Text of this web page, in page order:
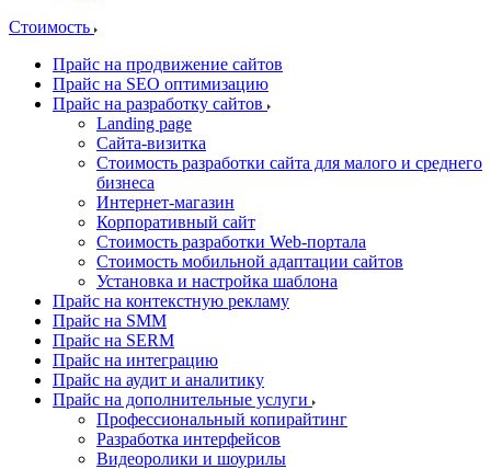
Стоимость
Прайс на продвижение сайтов
Прайс на SEO оптимизацию
Прайс на разработку сайтов
Landing page
Cайта-визитка
Стоимость разработки сайта для малого и среднего
бизнеса
Интернет-магазин
Корпоративный сайт
Стоимость разработки Web-портала
Стоимость мобильной адаптации сайтов
Установка и настройка шаблона
Прайс на контекстную рекламу
Прайс на SMM
Прайс на SERM
Прайс на интеграцию
Прайс на аудит и аналитику
Прайс на дополнительные услуги
Профессиональный копирайтинг
Разработка интерфейсов
Видеоролики и шоурилы